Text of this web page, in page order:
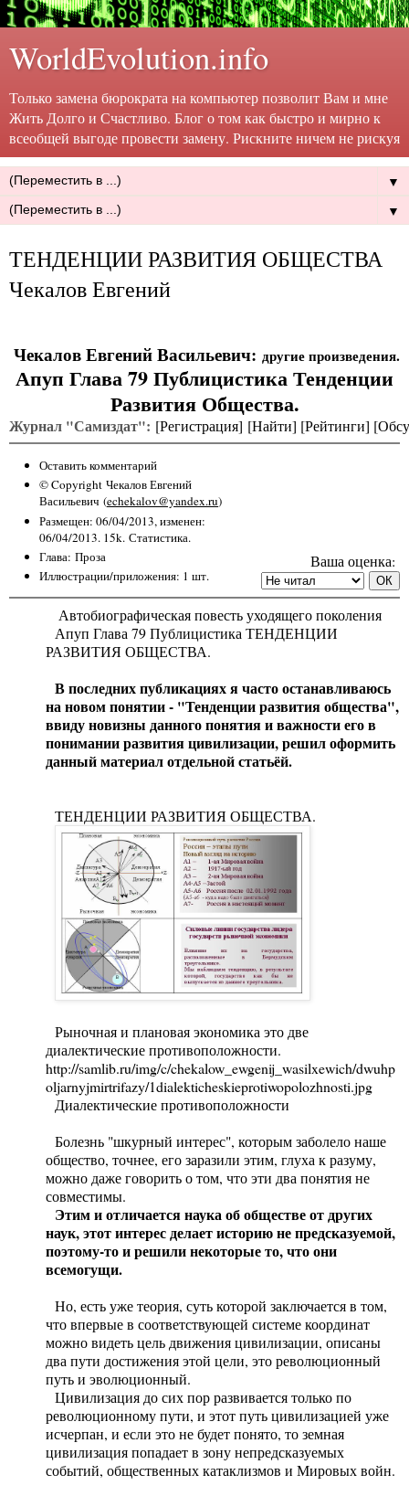
WorldEvolution.info
Только замена бюрократа на компьютер позволит Вам и мне
Жить Долго и Счастливо. Блог о том как быстро и мирно к
всеобщей выгоде провести замену. Рискните ничем не рискуя
▼
▼
ТЕНДЕНЦИИ РАЗВИТИЯ ОБЩЕСТВА
Чекалов Евгений
Чекалов Евгений Васильевич: другие произведения.
Апуп Глава 79 Публицистика Тенденции
Развития Общества.
Журнал "Самиздат": [Регистрация] [Найти] [Рейтинги] [
Оставить комментарий
© Copyright Чекалов Евгений
Васильевич (echekalov@yandex.ru)
Размещен: 06/04/2013, изменен:
06/04/2013. 15k. Статистика.
Глава: Проза
Иллюстрации/приложения: 1 шт.
Ваша оценка:
Автобиографическая повесть уходящего поколения
Апуп Глава 79 Публицистика ТЕНДЕНЦИИ
РАЗВИТИЯ ОБЩЕСТВА.
В последних публикациях я часто останавливаюсь
на новом понятии - "Тенденции развития общества",
ввиду новизны данного понятия и важности его в
понимании развития цивилизации, решил оформить
данный материал отдельной статьёй.
ТЕНДЕНЦИИ РАЗВИТИЯ ОБЩЕСТВА.
Рыночная и плановая экономика это две
диалектические противоположности.
http://samlib.ru/img/c/chekalow_ewgenij_wasilxewich/dwuhp
oljarnyjmirtrifazy/1dialekticheskieprotiwopolozhnosti.jpg
Диалектические противоположности
Болезнь "шкурный интерес", которым заболело наше
общество, точнее, его заразили этим, глуха к разуму,
можно даже говорить о том, что эти два понятия не
совместимы.
Этим и отличается наука об обществе от других
наук, этот интерес делает историю не предсказуемой,
поэтому-то и решили некоторые то, что они
всемогущи.
Но, есть уже теория, суть которой заключается в том,
что впервые в соответствующей системе координат
можно видеть цель движения цивилизации, описаны
два пути достижения этой цели, это революционный
путь и эволюционный.
Цивилизация до сих пор развивается только по
революционному пути, и этот путь цивилизацией уже
исчерпан, и если это не будет понято, то земная
цивилизация попадает в зону непредсказуемых
событий, общественных катаклизмов и Мировых войн.